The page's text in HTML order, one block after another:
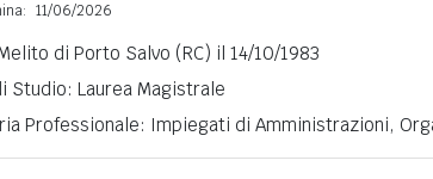
11/06/2026
di Porto Salvo (RC) il 14/10/1983
Studio: Laurea Magistrale
Professionale: Impiegati di Amministrazioni,